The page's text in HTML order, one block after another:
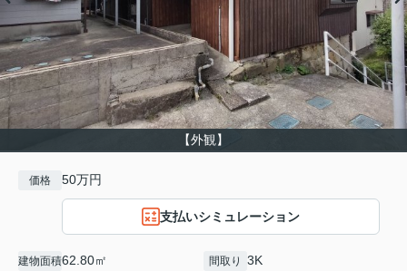
【外観】
価格 50万円
支払いシミュレーション
建物面積62.80㎡ 間取り 3K